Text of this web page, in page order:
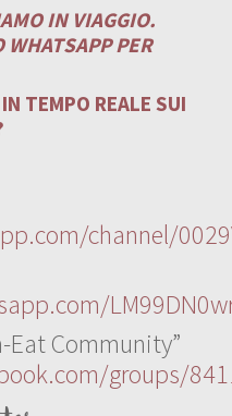
IN VIAGGIO.
WHATSAPP PER
TEMPO REALE SUI
channel/
Eat Community”
groups/